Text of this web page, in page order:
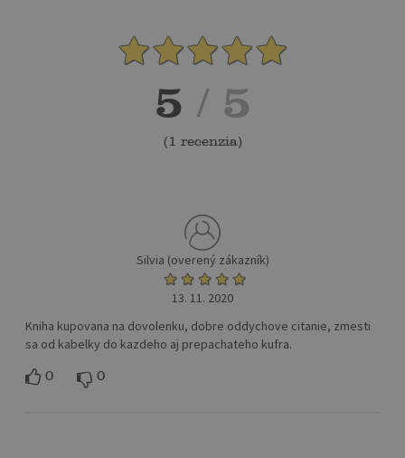
5 / 5
(1 recenzia)
Silvia (overený zákazník)
13. 11. 2020
Kniha kupovana na dovolenku, dobre oddychove citanie, zmesti
sa od kabelky do kazdeho aj prepachateho kufra.
0 0